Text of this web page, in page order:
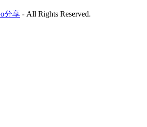
分享 - All Rights Reserved.